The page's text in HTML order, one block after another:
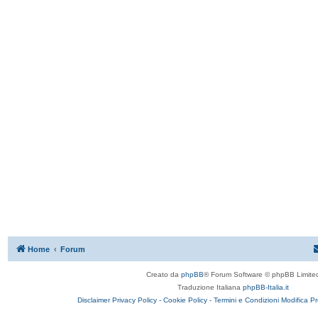
Home Forum
Creato da phpBB® Forum Software © phpBB
Traduzione Italiana phpBB-Italia.it
Disclaimer Privacy Policy - Cookie Policy - Termini e Condizioni Modifica